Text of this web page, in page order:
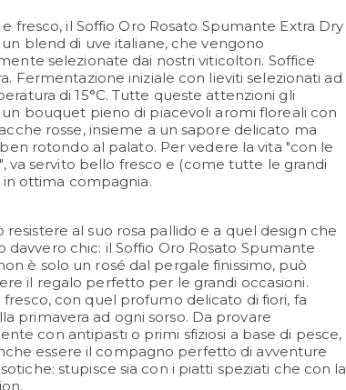
fresco, il Soffio Oro Rosato Spumante Extra Dry
un blend di uve italiane, che vengono
selezionate dai nostri viticoltori. Soffice
Fermentazione iniziale con lieviti selezionati ad
di 15°C. Tutte queste attenzioni gli
un bouquet pieno di piacevoli aromi floreali con
rosse, insieme a un sapore delicato ma
rotondo al palato. Per vedere la vita "con le
va servito bello fresco e (come tutte le grandi
in ottima compagnia.
resistere al suo rosa pallido e a quel design che
davvero chic: il Soffio Oro Rosato Spumante
è solo un rosé dal pergale finissimo, può
il regalo perfetto per le grandi occasioni.
fresco, con quel profumo delicato di fiori, fa
primavera ad ogni sorso. Da provare
con antipasti o primi sfiziosi a base di pesce,
essere il compagno perfetto di avventure
stupisce sia con i piatti speziati che con la